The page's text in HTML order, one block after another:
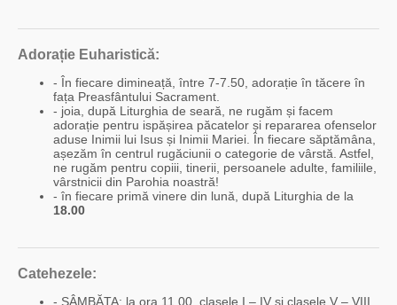
Adorație Euharistică:
- În fiecare dimineață, între 7-7.50, adorație în tăcere în
fața Preasfântului Sacrament.
- joia, după Liturghia de seară, ne rugăm și facem
adorație pentru ispășirea păcatelor și repararea ofenselor
aduse Inimii lui Isus și Inimii Mariei. În fiecare săptămâna,
așezăm în centrul rugăciunii o categorie de vârstă. Astfel,
ne rugăm pentru copiii, tinerii, persoanele adulte, familiile,
vârstnicii din Parohia noastră!
- în fiecare primă vinere din lună, după Liturghia de la
18.00
Catehezele:
- SÂMBĂTA: la ora 11.00, clasele I – IV și clasele V – VIII.